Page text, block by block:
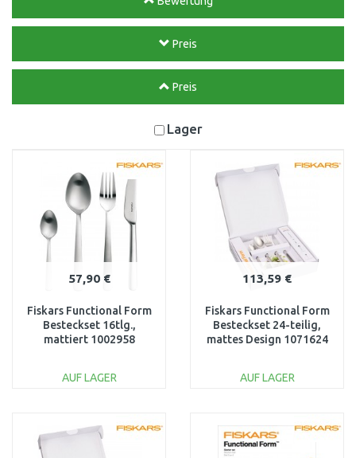
Preis
Preis
Lager
57,90 €
Fiskars Functional Form
Besteckset 16tlg.,
mattiert 1002958
AUF LAGER
Vergleichen
113,59 €
Fiskars Functional Form
Besteckset 24-teilig,
mattes Design 1071624
AUF LAGER
Vergleichen